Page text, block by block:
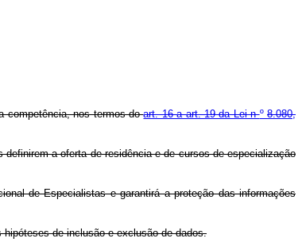
competência, nos termos doart. 16 a art. 19 da Lei nº8.080,
a oferta de residência e de cursos de especialização
de Especialistas e garantirá a proteção das informações
de inclusão e exclusão de dados.